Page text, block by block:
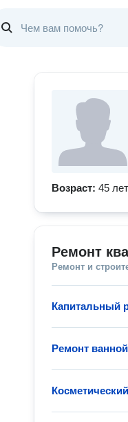
Возраст: 45 лет
Ремонт
Ремонт и
Капитальный
Ремонт